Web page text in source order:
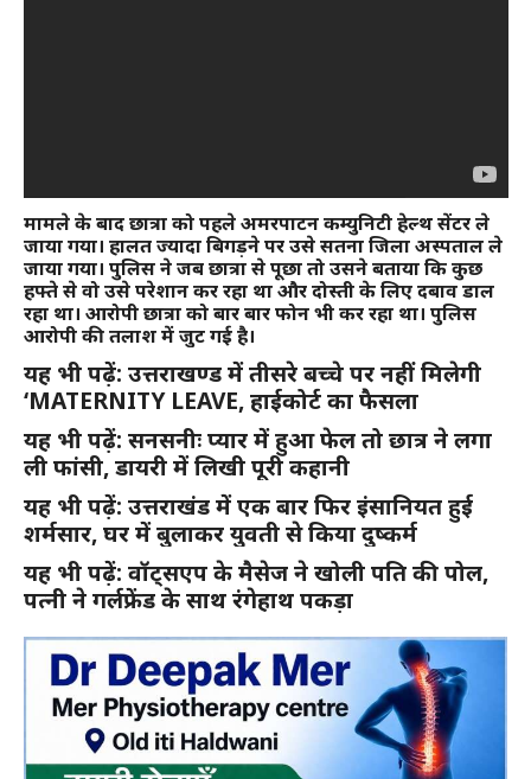
मामले के बाद छात्रा को पहले अमरपाटन कम्युनिटी हेल्थ सेंटर ले
जाया गया। हालत ज्यादा बिगड़ने पर उसे सतना जिला अस्पताल ले
जाया गया। पुलिस ने जब छात्रा से पूछा तो उसने बताया कि कुछ
हफ्ते से वो उसे परेशान कर रहा था और दोस्ती के लिए दबाव डाल
रहा था। आरोपी छात्रा को बार बार फोन भी कर रहा था। पुलिस
आरोपी की तलाश में जुट गई है।
यह भी पढ़ें: उत्तराखण्ड में तीसरे बच्चे पर नहीं मिलेगी
‘MATERNITY LEAVE, हाईकोर्ट का फैसला
यह भी पढ़ें: सनसनीः प्यार में हुआ फेल तो छात्र ने लगा
ली फांसी, डायरी में लिखी पूरी कहानी
यह भी पढ़ें: उत्तराखंड में एक बार फिर इंसानियत हुई
शर्मसार, घर में बुलाकर युवती से किया दुष्कर्म
यह भी पढ़ें: वॉट्सएप के मैसेज ने खोली पति की पोल,
पत्नी ने गर्लफ्रेंड के साथ रंगेहाथ पकड़ा